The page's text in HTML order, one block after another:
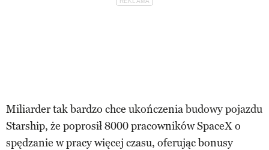
Miliarder tak bardzo chce ukończenia budowy pojazdu
Starship, że poprosił 8000 pracowników SpaceX o
spędzanie w pracy więcej czasu, oferując bonusy